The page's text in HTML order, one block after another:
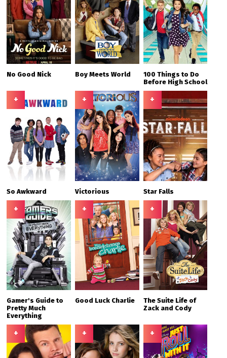
No Good Nick Boy Meets World
100 Things to Do
Before High School
+
So Awkward
+
Victorious
+
Star Falls
+
Gamer's Guide to
Pretty Much
Everything
+
Good Luck Charlie
+
The Suite Life of
Zack and Cody
+ + +